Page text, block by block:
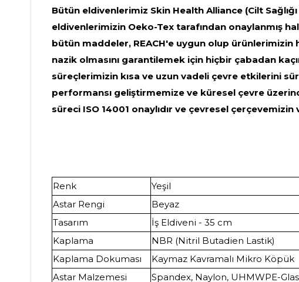
Bütün eldivenlerimiz Skin Health Alliance (Cilt
eldivenlerimizin Oeko-Tex tarafından onaylanmış
bütün maddeler, REACH'e uygun olup ürünlerimizin
nazik olmasını garantilemek için hiçbir çabadan
süreçlerimizin kısa ve uzun vadeli çevre etkilerini
performansı geliştirmemize ve küresel çevre
süreci ISO 14001 onaylıdır ve çevresel
Renk
Yeşil
Astar Rengi
Beyaz
Tasarım
İş Eldiveni - 35 cm
Kaplama
NBR (Nitril Butadien Lastik)
Kaplama Dokuması
Kaymaz Kavramalı Mikro Köpük
Astar Malzemesi
Spandex, Naylon, UHMWPE-